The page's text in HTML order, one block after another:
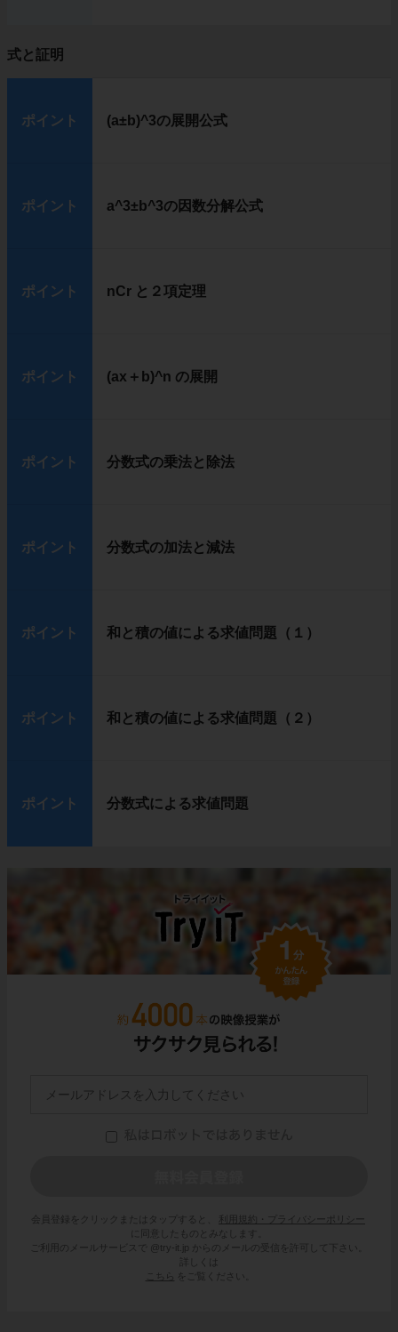
式と証明
ポイント (a±b)^3の展開公式
ポイント a^3±b^3の因数分解公式
ポイント nCr と２項定理
ポイント (ax＋b)^n の展開
ポイント 分数式の乗法と除法
ポイント 分数式の加法と減法
ポイント 和と積の値による求値問題（１）
ポイント 和と積の値による求値問題（２）
ポイント 分数式による求値問題
会員登録をクリックまたはタップすると、
利用規約・プライバシーポリシー
に同意したものとみなします。
ご利用のメールサービスで @try-it.jp からのメールの受信を許可して下さい。
詳しくは
こちら
をご覧ください。